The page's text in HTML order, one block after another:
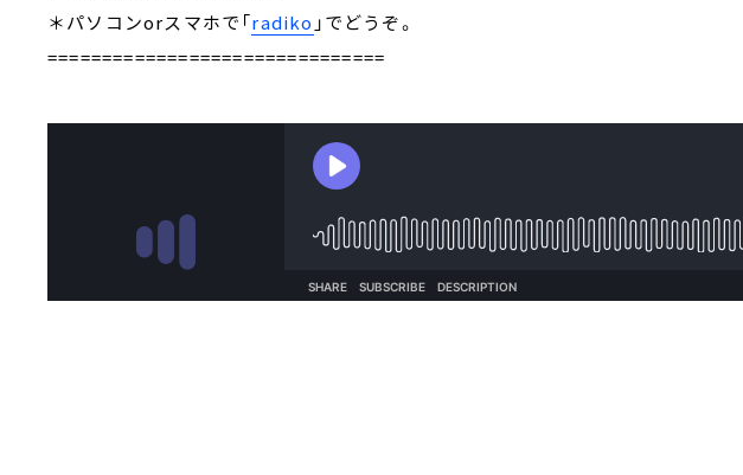
＊パソコンorスマホで「radiko 」でどうぞ。
===============================